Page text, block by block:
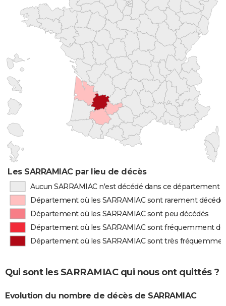
Les SARRAMIAC par lieu de décès
Aucun SARRAMIAC n'est décédé dans ce département
Département où les SARRAMIAC sont rarement
Département où les SARRAMIAC sont peu décédés
Département où les SARRAMIAC sont fréquemment
Département où les SARRAMIAC sont très
Qui sont les SARRAMIAC qui nous ont quittés ?
Evolution du nombre de décès de SARRAMIAC